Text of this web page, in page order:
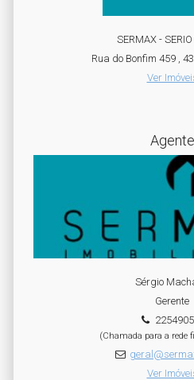
SERMAX -
Rua do Bonfim 459 ,
Ver
Agente
Sérgio
Gerente
(Chamada para a rede
Ver